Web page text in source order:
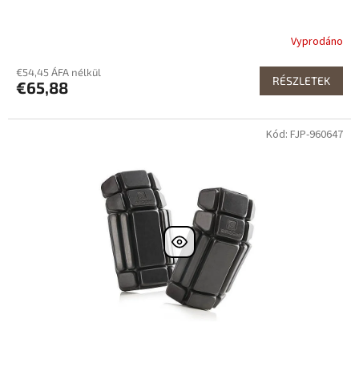
Vyprodáno
€54,45 ÁFA nélkül
€65,88 RÉSZLETEK
Kód: FJP-960647